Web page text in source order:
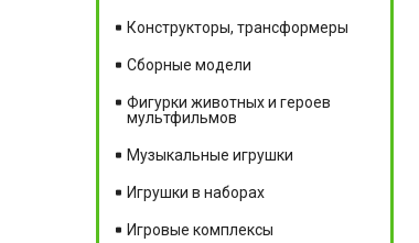
Конструкторы, трансформеры
Сборные модели
Фигурки животных и героев
мультфильмов
Музыкальные игрушки
Игрушки в наборах
Игровые комплексы